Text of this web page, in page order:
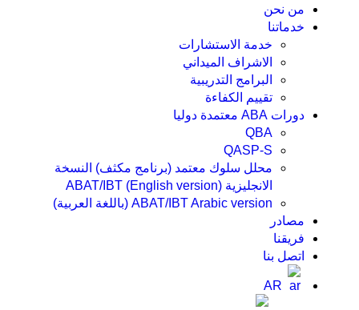
من نحن
خدماتنا
خدمة الاستشارات
الاشراف الميداني
البرامج التدريبية
تقييم الكفاءة
دورات ABA معتمدة دوليا
QBA
QASP-S
محلل سلوك معتمد (برنامج مكثف) النسخة
الانجليزية ABAT/IBT (English version)
ABAT/IBT Arabic version (باللغة العربية)
مصادر
فريقنا
اتصل بنا
AR